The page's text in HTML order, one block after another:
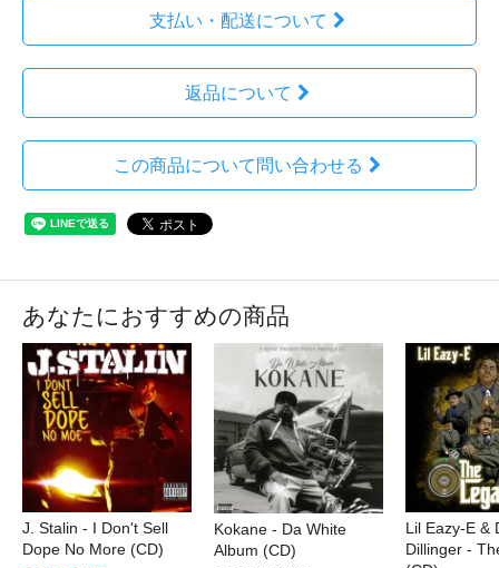
支払い・配送について
返品について
この商品について問い合わせる
あなたにおすすめの商品
J. Stalin - I Don't Sell
Dope No More (CD)
Kokane - Da White
Album (CD)
Lil Eazy-E &
Dillinger -